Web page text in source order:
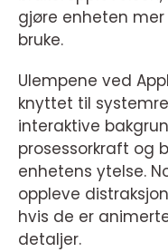
gjøre enheten
bruke.
Ulempene ved
knyttet til
interaktive
prosessorkraft og
enhetens ytelse.
oppleve
hvis de er
detaljer.